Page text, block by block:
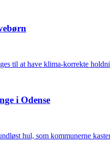
til at have klima-korrekte
i Odense
hul, som kommunerne